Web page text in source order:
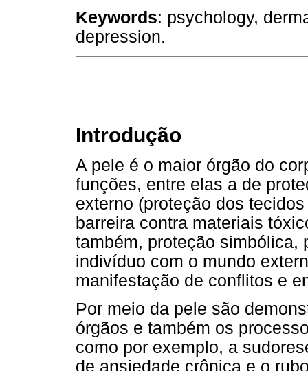
Keywords: psychology,
depression.
Introdução
A pele é o maior órgão do
funções, entre elas a de
externo (proteção dos
barreira contra materiais
também, proteção simbólica,
indivíduo com o mundo
manifestação de conflitos e
Por meio da pele são
órgãos e também os
como por exemplo, a
de ansiedade crônica e o